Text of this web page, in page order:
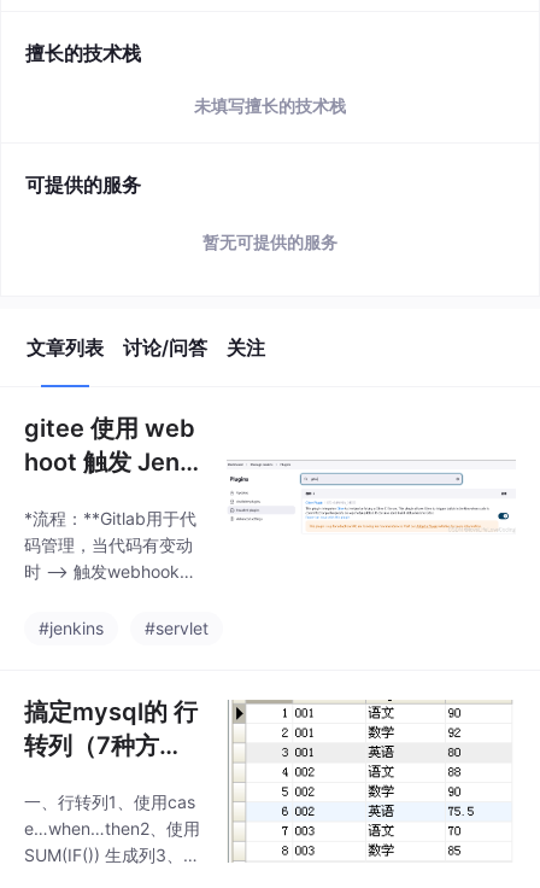
擅长的技术栈
未填写擅长的技术栈
可提供的服务
暂无可提供的服务
文章列表 讨论/问答 关注
gitee 使用 web
hoot 触发 Jenki
*流程：**Gitlab用于代
码管理，当代码有变动
时 ——> 触发webhook
> Jenkins接收到消息
回给Gitlab ——> gitlab
接收到Jenkins返回的消
息。Gitee API Token
牌，获取地址：https://
gitee.com/profile/pers
ona
#jenkins #servlet
搞定mysql的 行
转列（7种方
一、行转列1、使用cas
e…when…then2、使用
SUM(IF()) 生成列3、使